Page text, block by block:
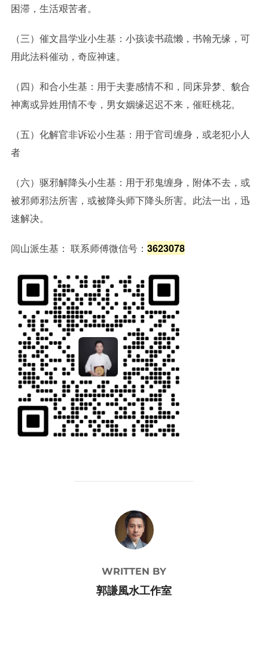
困滞，生活艰苦者。
（三）催文昌学业小生基：小孩读书疏懒，书翰无缘，可
用此法科催动，奇应神速。
（四）和合小生基：用于夫妻感情不和，同床异梦、貌合
神离或异姓用情不专，男女姻缘迟迟不来，催旺桃花。
（五）化解官非诉讼小生基：用于官司缠身，或老犯小人
者
（六）驱邪解降头小生基：用于邪鬼缠身，附体不去，或
被邪师邪法所害，或被降头师下降头所害。此法一出，迅
速解决。
闾山派生基： 联系师傅微信号： 3623078
POST AUTHOR
WRITTEN BY
郭謙風水工作室